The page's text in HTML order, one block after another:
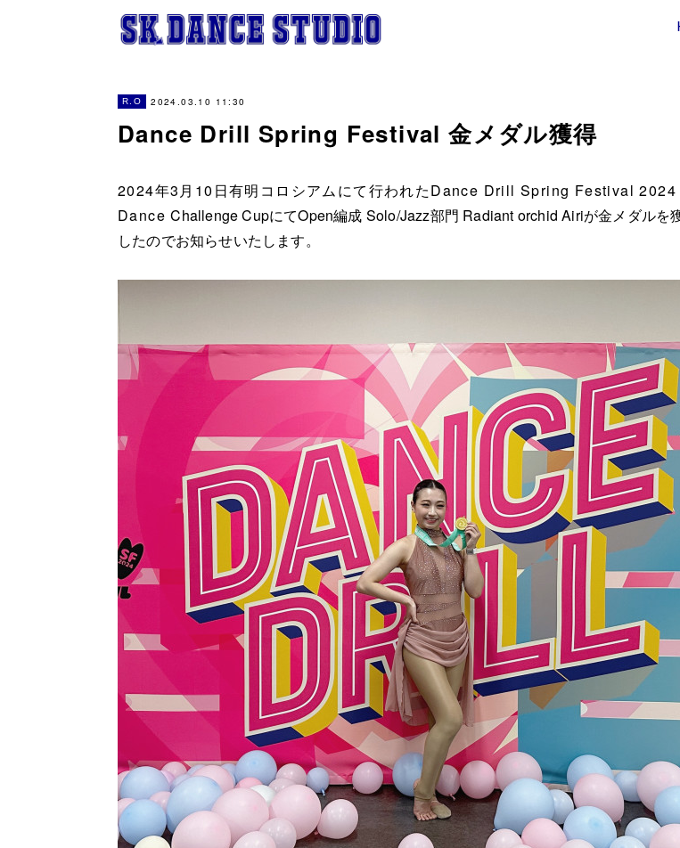
R.O 2024.03.10 11:30
Dance Drill Spring Festival 金メダル獲得
2024年3月10日有明コロシアムにて行われたDance Drill Spring Festival 2024
DanceChallenge CupにてOpen編成 Solo/Jazz部門 Radiant orchid Airiが金メダルを
したのでお知らせいたします。